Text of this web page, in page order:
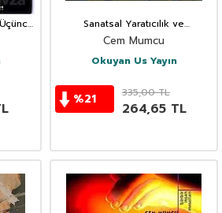
Sanatsal Yaratıcılık ve
Duygudurum Bozukluğu
Cem Mumcu
Okuyan Us Yayın
%21 335,00TL
264,65 TL